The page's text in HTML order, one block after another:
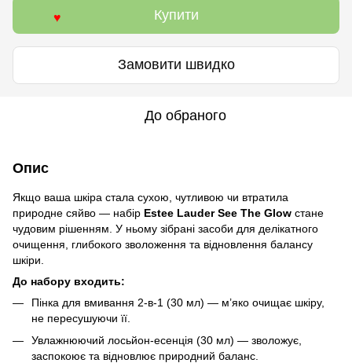
Купити
Замовити швидко
До обраного
Опис
Якщо ваша шкіра стала сухою, чутливою чи втратила
природне сяйво — набір Estee Lauder See The Glow стане
чудовим рішенням. У ньому зібрані засоби для делікатного
очищення, глибокого зволоження та відновлення балансу
шкіри.
До набору входить:
Пінка для вмивання 2-в-1 (30 мл) — м’яко очищає шкіру,
не пересушуючи її.
Увлажнюючий лосьйон-есенція (30 мл) — зволожує,
заспокоює та відновлює природний баланс.